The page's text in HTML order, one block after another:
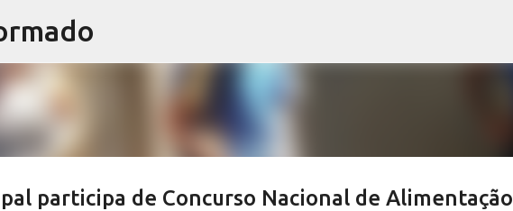
participa de Concurso Nacional de Alimentação